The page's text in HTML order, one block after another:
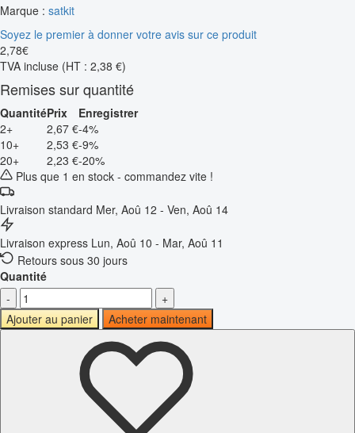
Marque : satkit
Soyez le premier à donner votre avis sur ce produit
2,78€
TVA incluse (HT : 2,38 €)
Remises sur quantité
QuantitéPrix
Enregistrer
2+
2,67 €-4%
10+
2,53 €-9%
20+
2,23 €-20%
Plus que 1 en stock - commandez vite !
Livraison standard Mer, Aoû 12 - Ven, Aoû 14
Livraison express Lun, Aoû 10 - Mar, Aoû 11
Retours sous 30 jours
Quantité
-
+
Ajouter au panier
Acheter maintenant